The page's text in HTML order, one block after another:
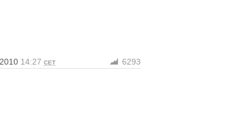
14:27 CET 6293